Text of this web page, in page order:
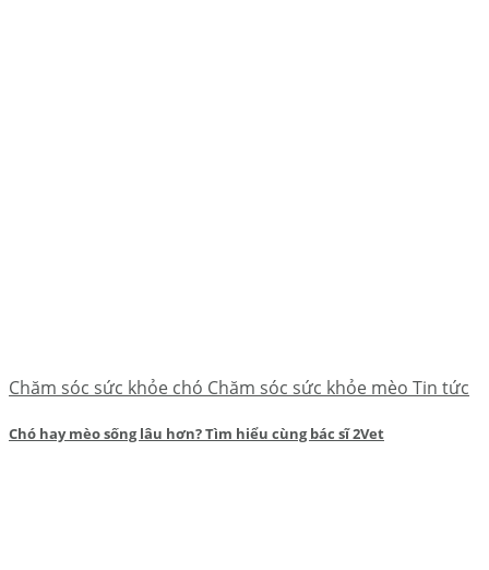
Chăm sóc sức khỏe chó Chăm sóc sức khỏe mèo Tin tức
Chó hay mèo sống lâu hơn? Tìm hiểu cùng bác sĩ 2Vet